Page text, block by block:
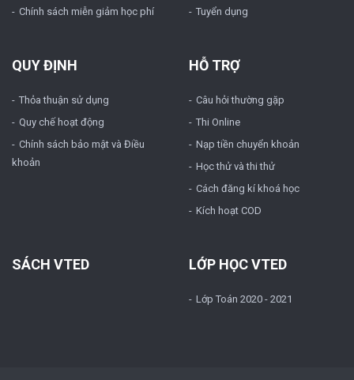
Chính sách miễn giảm học phí
Tuyển dụng
QUY ĐỊNH
Thỏa thuận sử dụng
Quy chế hoạt động
Chính sách bảo mật và Điều
khoản
HỖ TRỢ
Câu hỏi thường gặp
Thi Online
Nạp tiền chuyển khoản
Học thử và thi thử
Cách đăng kí khoá học
Kích hoạt COD
SÁCH VTED LỚP HỌC VTED
Lớp Toán 2020 - 2021